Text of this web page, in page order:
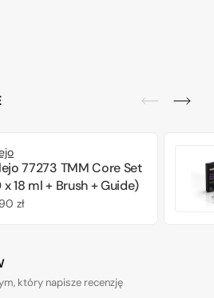
77273 TMM Core Set
18 ml + Brush + Guide)
zł
który napisze recenzję